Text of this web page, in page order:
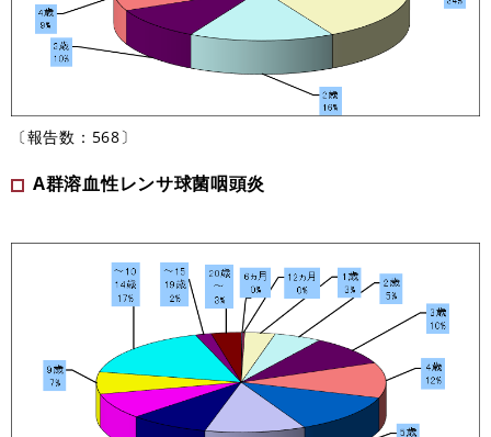
〔報告数：568〕
A群溶血性レンサ球菌咽頭炎